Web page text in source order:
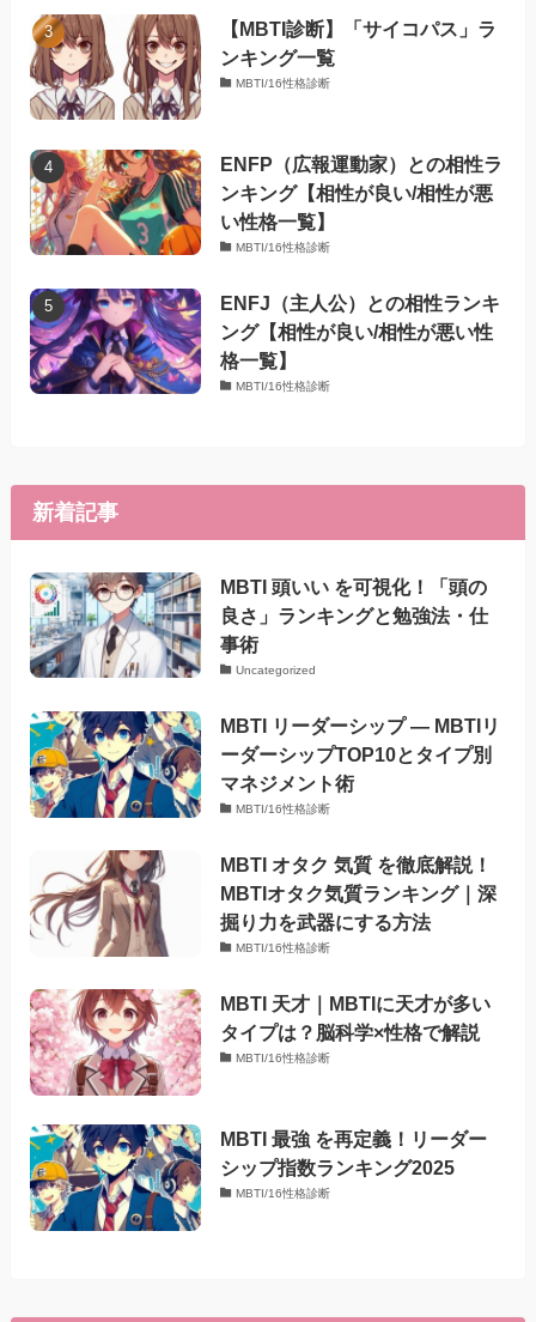
【MBTI診断】「サイコパス」ラ
ンキング一覧
MBTI/16性格診断
ENFP（広報運動家）との相性ラ
ンキング【相性が良い/相性が悪
い性格一覧】
MBTI/16性格診断
ENFJ（主人公）との相性ランキ
ング【相性が良い/相性が悪い性
格一覧】
MBTI/16性格診断
新着記事
MBTI 頭いい を可視化！「頭の
良さ」ランキングと勉強法・仕
事術
Uncategorized
MBTI リーダーシップ — MBTIリ
ーダーシップTOP10とタイプ別
マネジメント術
MBTI/16性格診断
MBTI オタク 気質 を徹底解説！
MBTIオタク気質ランキング｜深
掘り力を武器にする方法
MBTI/16性格診断
MBTI 天才｜MBTIに天才が多い
タイプは？脳科学×性格で解説
MBTI/16性格診断
MBTI 最強 を再定義！リーダー
シップ指数ランキング2025
MBTI/16性格診断